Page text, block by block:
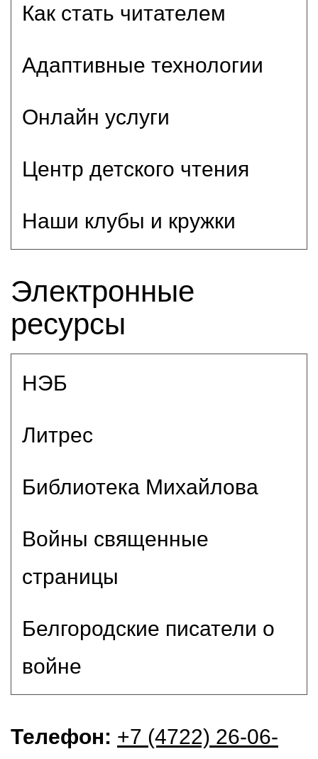
Как стать читателем
Адаптивные технологии
Онлайн услуги
Центр детского чтения
Наши клубы и кружки
Электронные
ресурсы
НЭБ
Литрес
Библиотека Михайлова
Войны священные
страницы
Белгородские писатели о
войне
Телефон: +7 (4722) 26-06-